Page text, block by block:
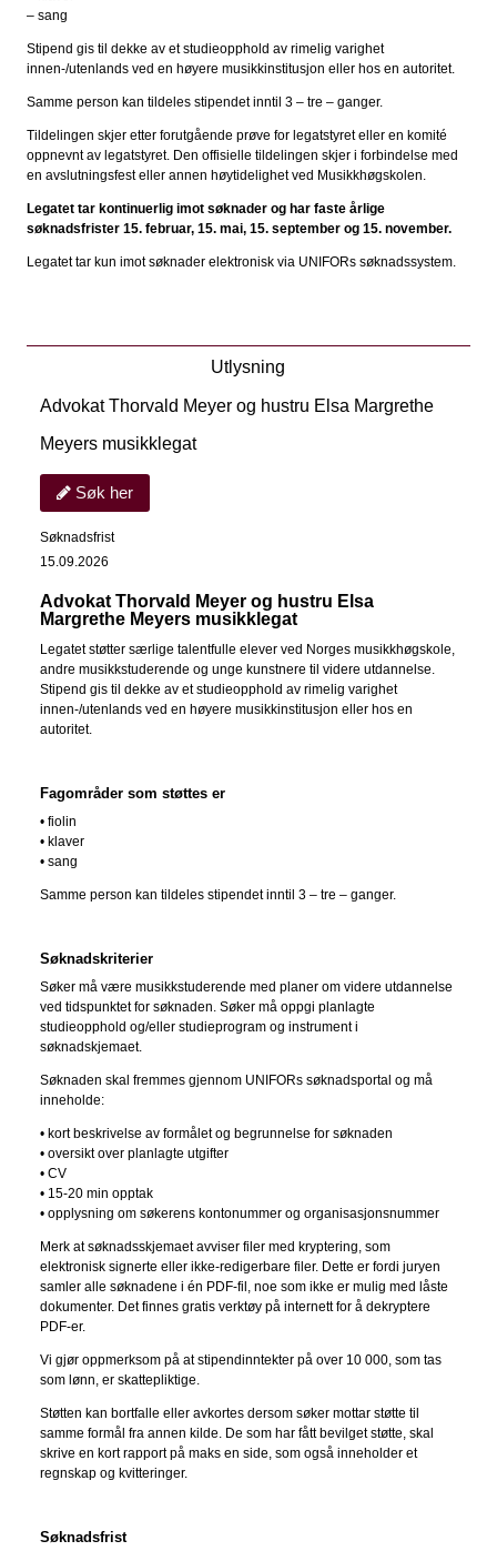
– sang
Stipend gis til dekke av et studieopphold av rimelig varighet
innen-/utenlands ved en høyere musikkinstitusjon eller hos en autoritet.
Samme person kan tildeles stipendet inntil 3 – tre – ganger.
Tildelingen skjer etter forutgående prøve for legatstyret eller en komité
oppnevnt av legatstyret. Den offisielle tildelingen skjer i forbindelse med
en avslutningsfest eller annen høytidelighet ved Musikkhøgskolen.
Legatet tar kontinuerlig imot søknader og har faste årlige
søknadsfrister 15. februar, 15. mai, 15. september og 15. november.
Legatet tar kun imot søknader elektronisk via UNIFORs søknadssystem.
Utlysning
Advokat Thorvald Meyer og hustru Elsa Margrethe
Meyers musikklegat
Søk her
Søknadsfrist
15.09.2026
Advokat Thorvald Meyer og hustru Elsa
Margrethe Meyers musikklegat
Legatet støtter særlige talentfulle elever ved Norges musikkhøgskole,
andre musikkstuderende og unge kunstnere til videre utdannelse.
Stipend gis til dekke av et studieopphold av rimelig varighet
innen-/utenlands ved en høyere musikkinstitusjon eller hos en
autoritet.
Fagområder som støttes er
• fiolin
• klaver
• sang
Samme person kan tildeles stipendet inntil 3 – tre – ganger.
Søknadskriterier
Søker må være musikkstuderende med planer om videre utdannelse
ved tidspunktet for søknaden. Søker må oppgi planlagte
studieopphold og/eller studieprogram og instrument i
søknadskjemaet.
Søknaden skal fremmes gjennom UNIFORs søknadsportal og må
inneholde:
• kort beskrivelse av formålet og begrunnelse for søknaden
• oversikt over planlagte utgifter
• CV
• 15-20 min opptak
• opplysning om søkerens kontonummer og organisasjonsnummer
Merk at søknadsskjemaet avviser filer med kryptering, som
elektronisk signerte eller ikke-redigerbare filer. Dette er fordi juryen
samler alle søknadene i én PDF-fil, noe som ikke er mulig med låste
dokumenter. Det finnes gratis verktøy på internett for å dekryptere
PDF-er.
Vi gjør oppmerksom på at stipendinntekter på over 10 000, som tas
som lønn, er skattepliktige.
Støtten kan bortfalle eller avkortes dersom søker mottar støtte til
samme formål fra annen kilde. De som har fått bevilget støtte, skal
skrive en kort rapport på maks en side, som også inneholder et
regnskap og kvitteringer.
Søknadsfrist